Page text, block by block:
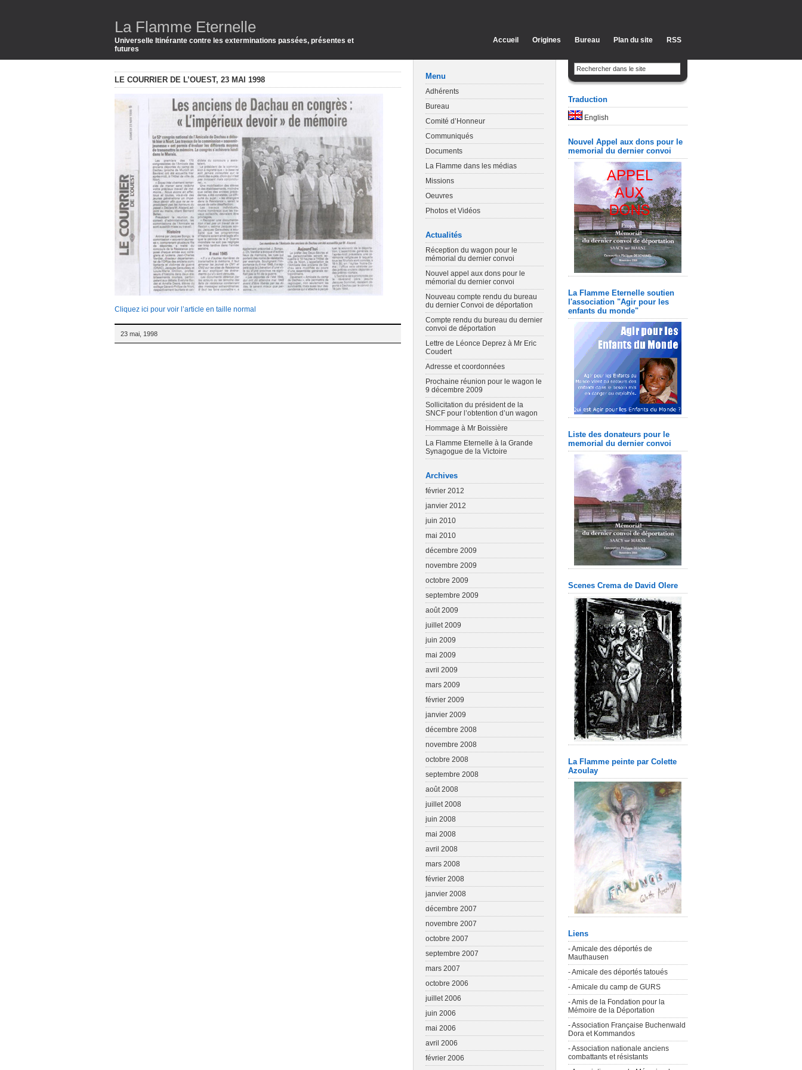
La Flamme Eternelle
Universelle Itinérante contre les exterminations passées, présentes et
futures
Accueil Origines Bureau Plan du site RSS
LE COURRIER DE L’OUEST, 23 MAI 1998
Cliquez ici pour voir l’article en taille normal
23 mai, 1998
Menu
Adhérents
Bureau
Comité d’Honneur
Communiqués
Documents
La Flamme dans les médias
Missions
Oeuvres
Photos et Vidéos
Actualités
Réception du wagon pour le
mémorial du dernier convoi
Nouvel appel aux dons pour le
mémorial du dernier convoi
Nouveau compte rendu du bureau
du dernier Convoi de déportation
Compte rendu du bureau du dernier
convoi de déportation
Lettre de Léonce Deprez à Mr Eric
Coudert
Adresse et coordonnées
Prochaine réunion pour le wagon le
9 décembre 2009
Sollicitation du président de la
SNCF pour l’obtention d’un wagon
Hommage à Mr Boissière
La Flamme Eternelle à la Grande
Synagogue de la Victoire
Archives
février 2012
janvier 2012
juin 2010
mai 2010
décembre 2009
novembre 2009
octobre 2009
septembre 2009
août 2009
juillet 2009
juin 2009
mai 2009
avril 2009
mars 2009
février 2009
janvier 2009
décembre 2008
novembre 2008
octobre 2008
septembre 2008
août 2008
juillet 2008
juin 2008
mai 2008
avril 2008
mars 2008
février 2008
janvier 2008
décembre 2007
novembre 2007
octobre 2007
septembre 2007
mars 2007
octobre 2006
juillet 2006
juin 2006
mai 2006
avril 2006
février 2006
Traduction
English
Nouvel Appel aux dons pour le
memorial du dernier convoi
La Flamme Eternelle soutien
l'association "Agir pour les
enfants du monde"
Liste des donateurs pour le
memorial du dernier convoi
Scenes Crema de David Olere
La Flamme peinte par Colette
Azoulay
Liens
- Amicale des déportés de
Mauthausen
- Amicale des déportés tatoués
- Amicale du camp de GURS
- Amis de la Fondation pour la
Mémoire de la Déportation
- Association Française Buchenwald
Dora et Kommandos
- Association nationale anciens
combattants et résistants